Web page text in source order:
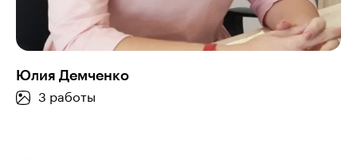
Юлия Демченко
3 работы